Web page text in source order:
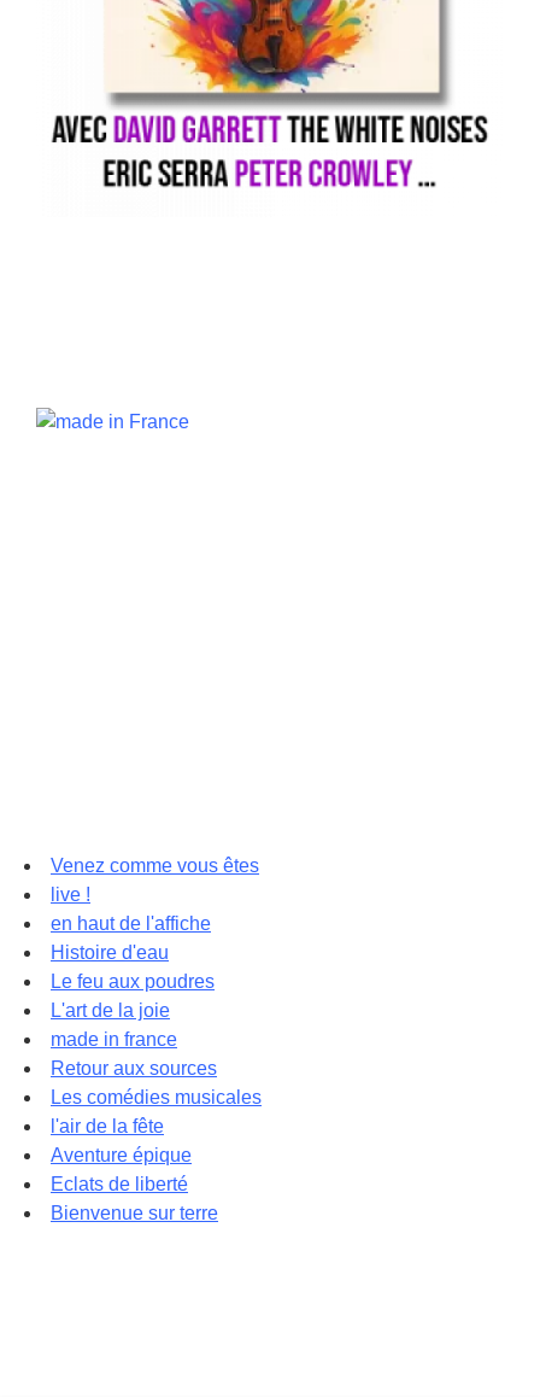
Venez comme vous êtes
live !
en haut de l'affiche
Histoire d'eau
Le feu aux poudres
L'art de la joie
made in france
Retour aux sources
Les comédies musicales
l'air de la fête
Aventure épique
Eclats de liberté
Bienvenue sur terre